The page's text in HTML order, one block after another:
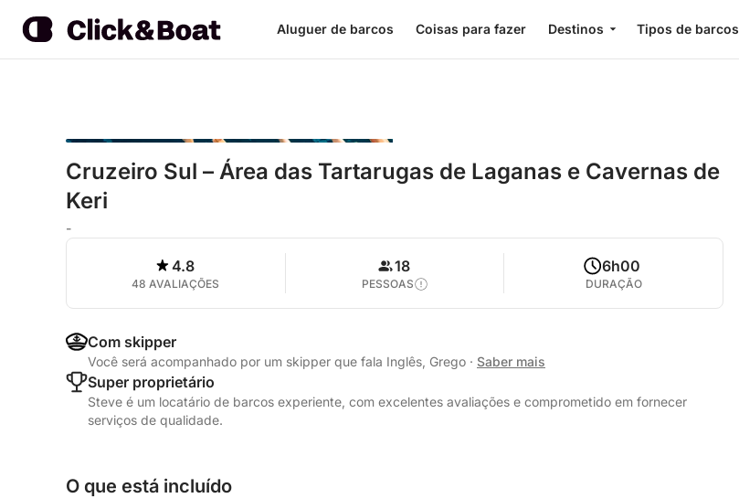
Aluguer de barcos Coisas para fazer Destinos Tipos de barcos
Cruzeiro Sul – Área das Tartarugas de Laganas e Cavernas de
Keri
-
4.8
48 AVALIAÇÕES
18
PESSOAS
6h00
DURAÇÃO
Com skipper
Você será acompanhado por um skipper que fala Inglês, Grego · Saber mais
Super proprietário
Steve é um locatário de barcos experiente, com excelentes avaliações e comprometido em fornecer
serviços de qualidade.
O que está incluído